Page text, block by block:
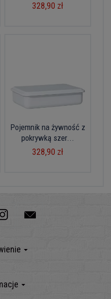
328,90 zł
Pojemnik na żywność z
pokrywką szer...
328,90 zł